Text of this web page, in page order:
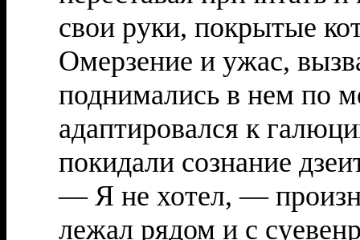
свои руки, покрытые
Омерзение и ужас,
поднимались в нем по
адаптировался к
покидали сознание
— Я не хотел, —
лежал рядом и с